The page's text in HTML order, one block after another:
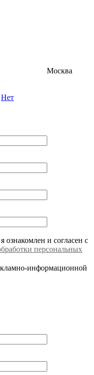
Москва
Нет
и согласен с
персональных
информационной